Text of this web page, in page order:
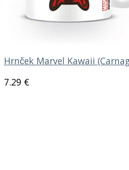
Hrnček Marvel Kawaii
7.29 €